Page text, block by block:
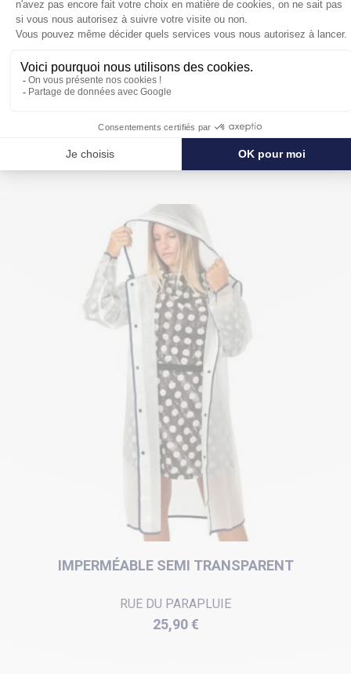
POUR SE PROTÉGER ENCORE PLUS
IMPERMÉABLE SEMI TRANSPARENT
RUE DU PARAPLUIE
Prix
25,90 €